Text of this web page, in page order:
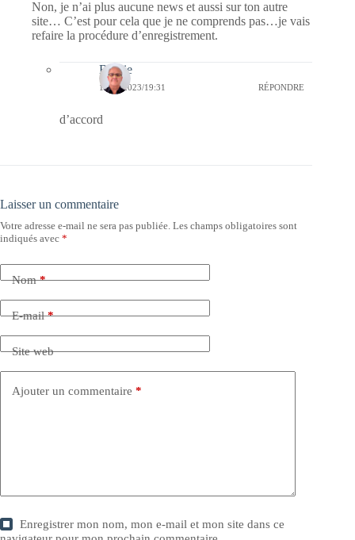
Non, je n’ai plus aucune news et aussi sur ton autre
site… C’est pour cela que je ne comprends pas…je vais
refaire la procédure d’enregistrement.
Bernie
10/05/2023/19:31 RÉPONDRE
d’accord
Laisser un commentaire
Votre adresse e-mail ne sera pas publiée. Les champs obligatoires sont
indiqués avec *
Nom*
E-mail*
Site web
Ajouter un commentaire *
Enregistrer mon nom, mon e-mail et mon site dans ce